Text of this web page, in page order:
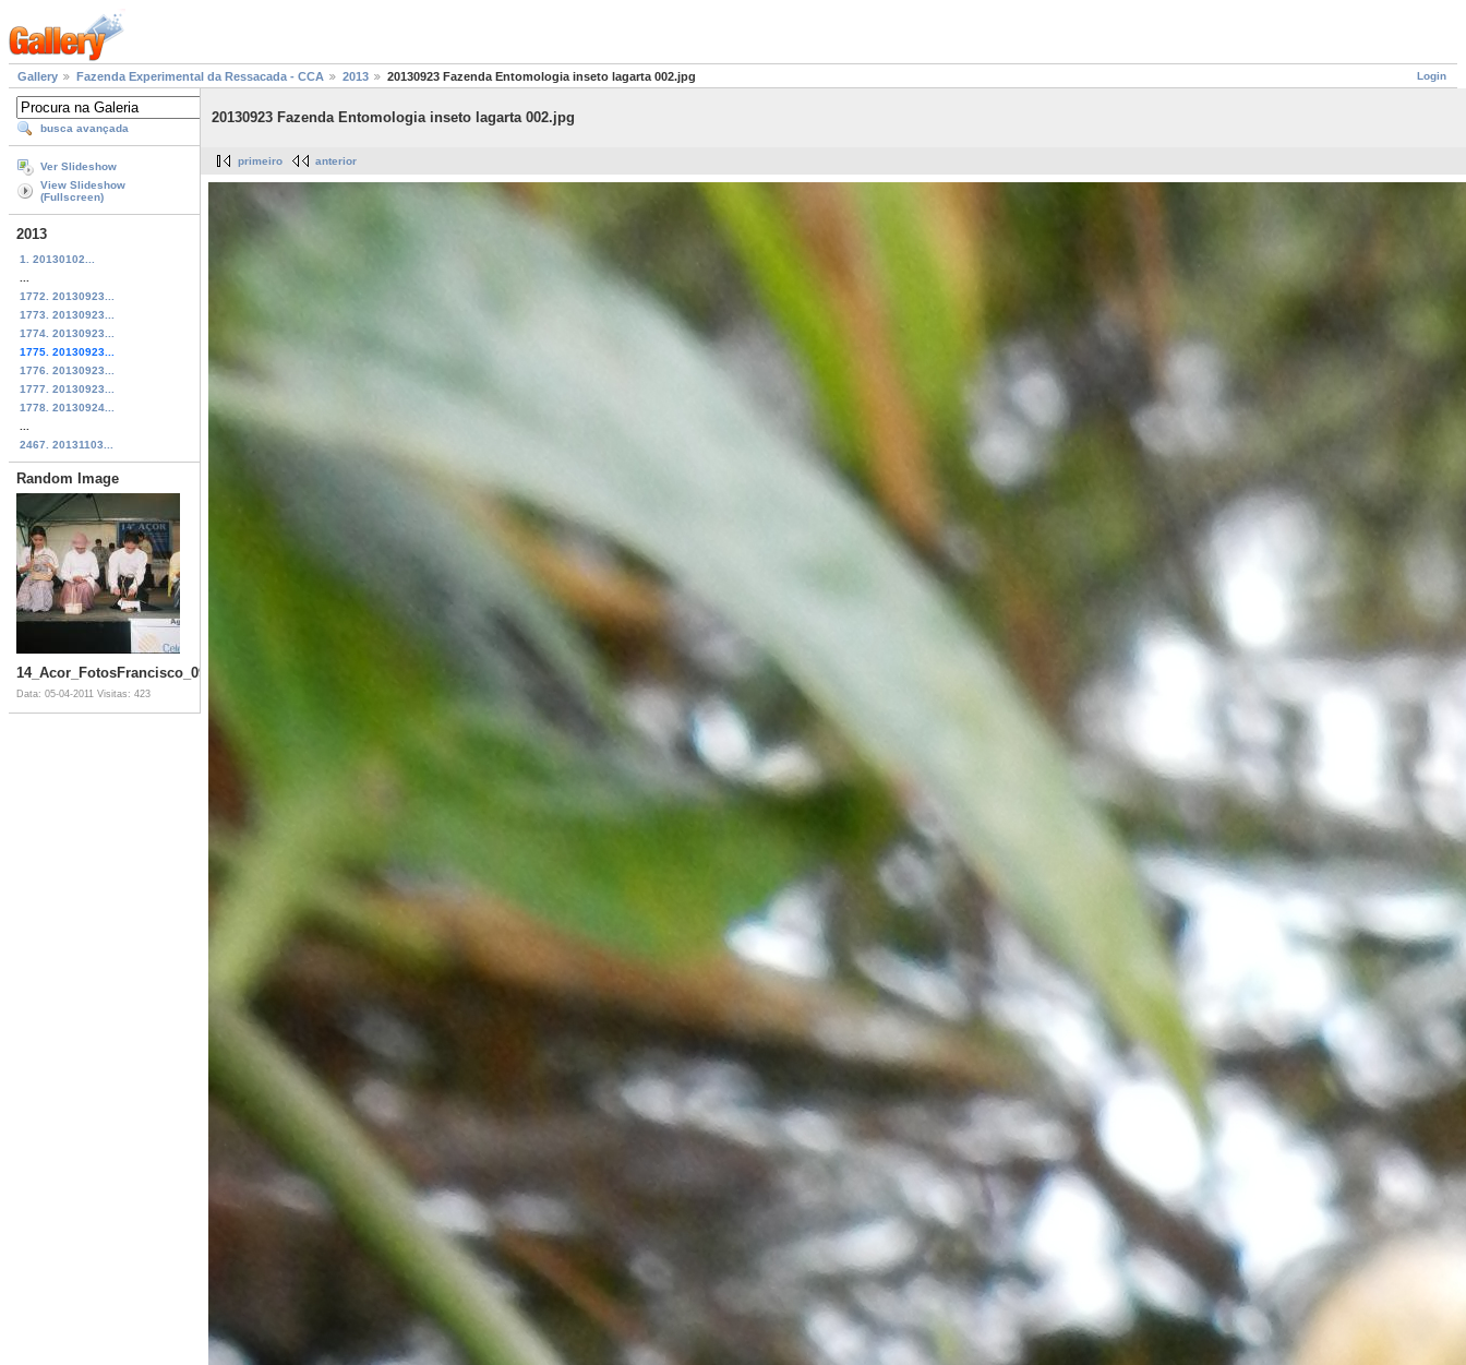
Login
Gallery Fazenda Experimental da Ressacada - CCA 2013 20130923 Fazenda Entomologia inseto lagarta 002.jpg
busca avançada
Ver Slideshow
View Slideshow
(Fullscreen)
2013
1. 20130102...
1772. 20130923...
1773. 20130923...
1774. 20130923...
1775. 20130923...
1776. 20130923...
1777. 20130923...
1778. 20130924...
2467. 20131103...
Random Image
14_Acor_FotosFrancisco_092007_09_025_JPG.jpg
Data: 05-04-2011 Visitas: 423
20130923 Fazenda Entomologia inseto lagarta 002.jpg
primeiro anterior